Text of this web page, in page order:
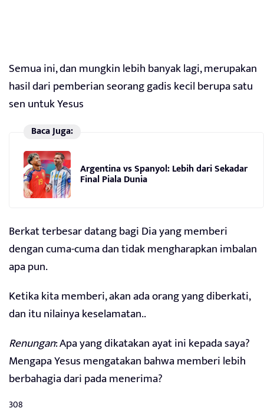
Semua ini, dan mungkin lebih banyak lagi, merupakan
hasil dari pemberian seorang gadis kecil berupa satu
sen untuk Yesus
Baca Juga:
Argentina vs Spanyol: Lebih dari Sekadar
Final Piala Dunia
Berkat terbesar datang bagi Dia yang memberi
dengan cuma-cuma dan tidak mengharapkan imbalan
apa pun.
Ketika kita memberi, akan ada orang yang diberkati,
dan itu nilainya keselamatan..
Renungan: Apa yang dikatakan ayat ini kepada saya?
Mengapa Yesus mengatakan bahwa memberi lebih
berbahagia dari pada menerima?
308